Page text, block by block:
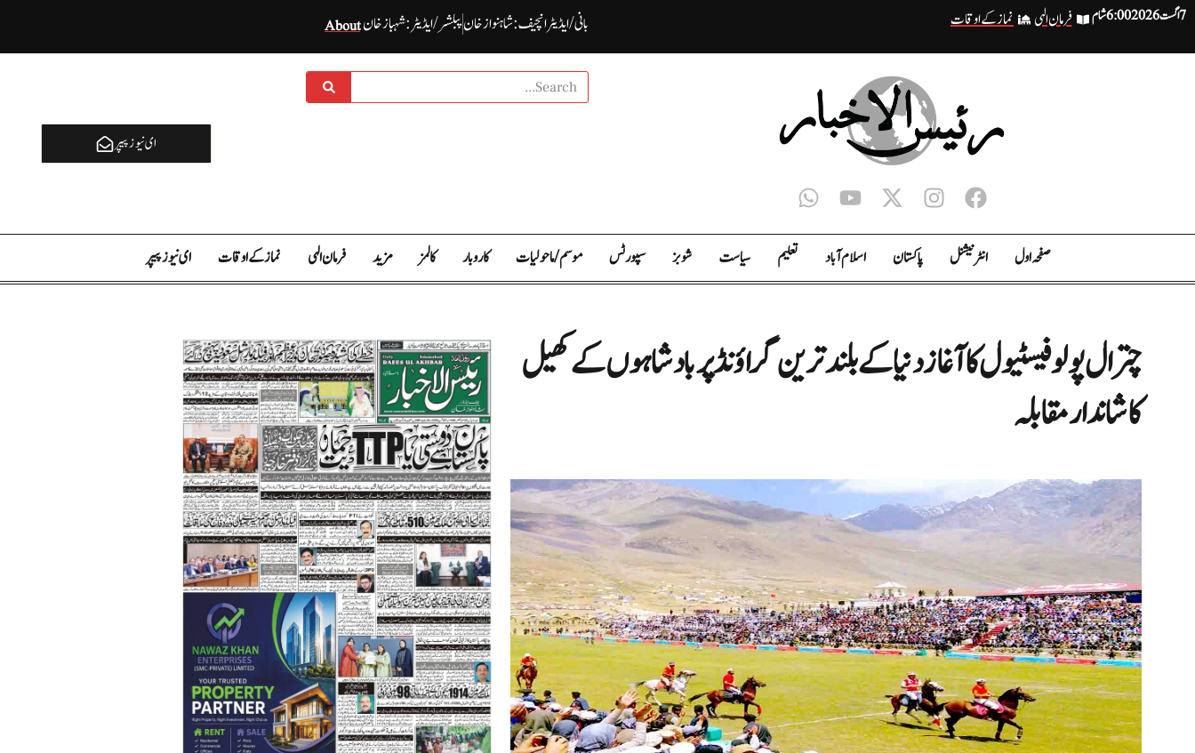
7 اگست 2026 6:00 شام فرمان الہی نماز کے اوقات بانی / ایڈیٹرانچیف : شاہنواز خانپبلشر/ ایڈیٹر : شہباز خانAbout
ای نيوز پیپر
صفحہ اول انٹر نیشنل پاکستان اسلام آباد تعلیم سیاست شوبز سپورٹس موسم / ما حولیات کاروبار کالمز مزید فرمان الہی نماز کے اوقات ای نيوز پیپر
چترال پولو فیسٹیول کا آغاز دنیا کے بلند ترین گراؤنڈ پر بادشاہوں کے کھیل
کا شاندار مقابلہ